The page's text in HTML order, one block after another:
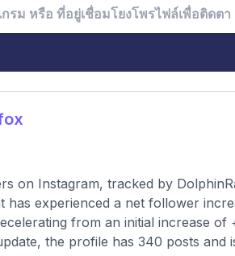
on Instagram, tracked by
has experienced a net follower
from an initial increase of
the profile has 340 posts and